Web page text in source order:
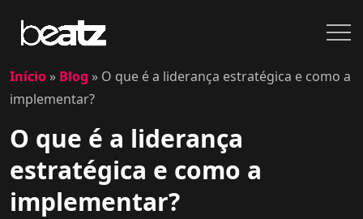
Início » Blog » O que é a liderança estratégica e como a
implementar?
O que é a liderança
estratégica e como a
implementar?